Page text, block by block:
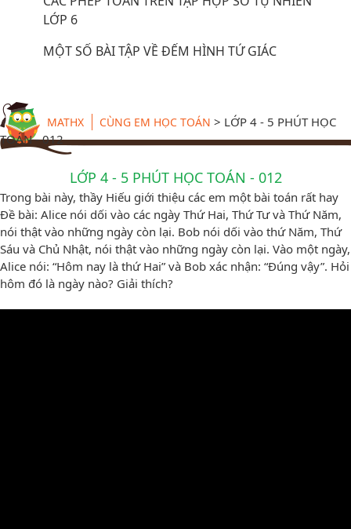
LỚP 6
MỘT SỐ BÀI TẬP VỀ ĐẾM HÌNH TỨ GIÁC
MATHX CÙNG EM HỌC TOÁN > LỚP 4 - 5 PHÚT HỌC
TOÁN - 012
LỚP 4 - 5 PHÚT HỌC TOÁN - 012
Trong bài này, thầy Hiếu giới thiệu các em một bài toán rất hay
Đề bài: Alice nói dối vào các ngày Thứ Hai, Thứ Tư và Thứ Năm,
nói thật vào những ngày còn lại. Bob nói dối vào thứ Năm, Thứ
Sáu và Chủ Nhật, nói thật vào những ngày còn lại. Vào một ngày,
Alice nói: “Hôm nay là thứ Hai” và Bob xác nhận: “Đúng vậy”. Hỏi
hôm đó là ngày nào? Giải thích?